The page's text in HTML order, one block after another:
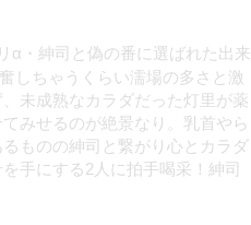
司と偽の番に選ばれた出来
しちゃうくらい濡場の多さと激
未成熟なカラダだった灯里が薬
みせるのが絶景なり。乳首やら
ものの紳司と繋がり心とカラダ
手にする2人に拍手喝采！紳司